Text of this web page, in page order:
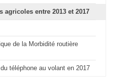
agricoles entre 2013 et 2017
de la Morbidité routière
téléphone au volant en 2017